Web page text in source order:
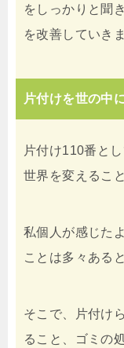
をしっかりと聞
を改善していきま
片付けを世の中
片付け110番と
世界を変えること
私個人が感じた
ことは多々ある
そこで、片付け
ること、ゴミの